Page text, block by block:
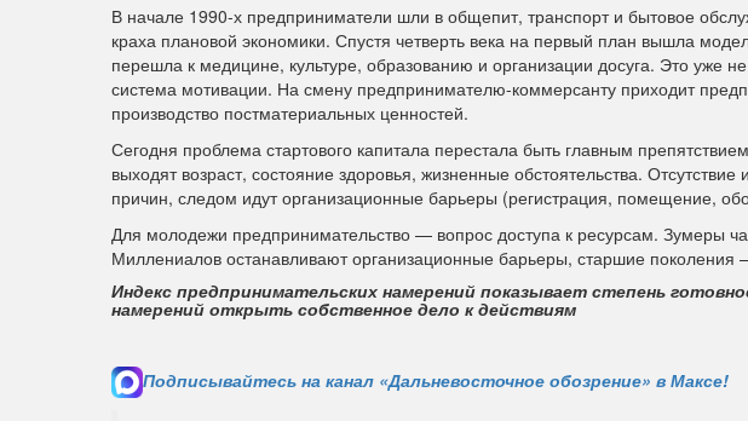
В начале 1990-х предприниматели шли в общепит, транспорт и бытовое
краха плановой экономики. Спустя четверть века на первый план вышла
перешла к медицине, культуре, образованию и организации досуга. Это уже
система мотивации. На смену предпринимателю-коммерсанту приходит
производство постматериальных ценностей.
Сегодня проблема стартового капитала перестала быть главным
выходят возраст, состояние здоровья, жизненные обстоятельства.
причин, следом идут организационные барьеры (регистрация, помещение,
Для молодежи предпринимательство — вопрос доступа к ресурсам. Зумеры
Миллениалов останавливают организационные барьеры, старшие поколения
Индекс предпринимательских намерений показывает степень
намерений открыть собственное дело к действиям
Подписывайтесь на канал «Дальневосточное обозрение» в Максе!